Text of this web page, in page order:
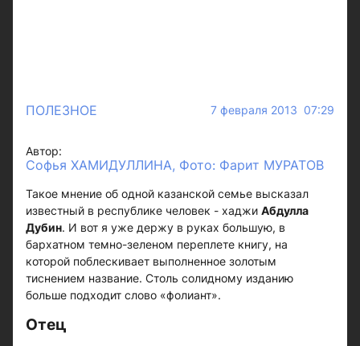
ПОЛЕЗНОЕ 7 февраля 2013 07:29
Автор:
Софья ХАМИДУЛЛИНА, Фото: Фарит МУРАТОВ
Такое мнение об одной казанской семье высказал
известный в республике человек - хаджи Абдулла
Дубин. И вот я уже держу в руках большую, в
бархатном темно-зеленом переплете книгу, на
которой поблескивает выполненное золотым
тиснением название. Столь солидному изданию
больше подходит слово «фолиант».
Отец